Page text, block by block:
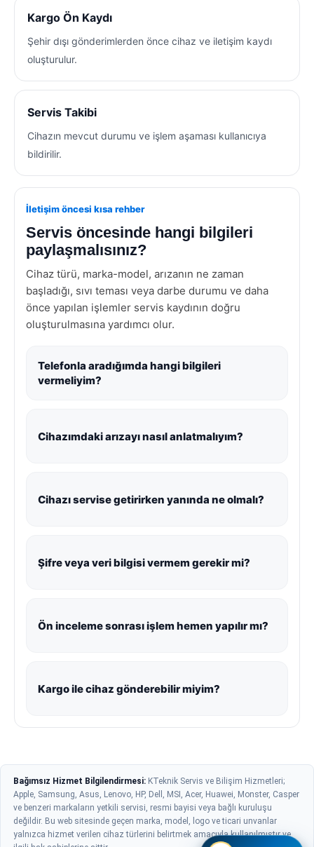
Kargo Ön Kaydı
Şehir dışı gönderimlerden önce cihaz ve iletişim kaydı
oluşturulur.
Servis Takibi
Cihazın mevcut durumu ve işlem aşaması kullanıcıya
bildirilir.
İletişim öncesi kısa rehber
Servis öncesinde hangi bilgileri
paylaşmalısınız?
Cihaz türü, marka-model, arızanın ne zaman
başladığı, sıvı teması veya darbe durumu ve daha
önce yapılan işlemler servis kaydının doğru
oluşturulmasına yardımcı olur.
Telefonla aradığımda hangi bilgileri
vermeliyim?
Cihazımdaki arızayı nasıl anlatmalıyım?
Cihazı servise getirirken yanında ne olmalı?
Şifre veya veri bilgisi vermem gerekir mi?
Ön inceleme sonrası işlem hemen yapılır mı?
Kargo ile cihaz gönderebilir miyim?
Bağımsız Hizmet Bilgilendirmesi: KTeknik Servis ve Bilişim Hizmetleri;
Apple, Samsung, Asus, Lenovo, HP, Dell, MSI, Acer, Huawei, Monster, Casper
ve benzeri markaların yetkili servisi, resmi bayisi veya bağlı kuruluşu
değildir. Bu web sitesinde geçen marka, model, logo ve ticari unvanlar
yalnızca hizmet verilen cihaz türlerini belirtmek amacıyla kullanılmıştır ve